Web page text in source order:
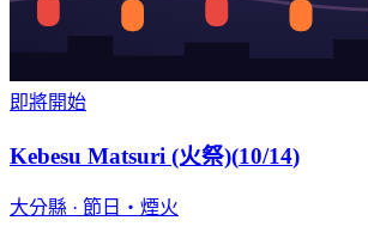
即將開始
Kebesu Matsuri (火祭)(10/14)
大分縣 · 節日・煙火